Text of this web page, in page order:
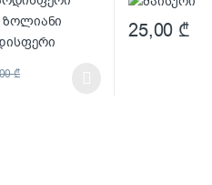
chosen on the product page
₾
25,00 ₾
This product